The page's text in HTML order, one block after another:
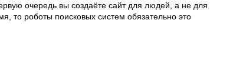
очередь вы создаёте сайт для людей, а не для
то роботы поисковых систем обязательно это